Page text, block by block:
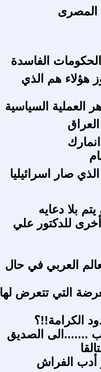
المصرى
الفاسدة
هؤلاء هم الذي
السياسية
صار اسرائيليا
بلا دعايه
للدكتور علي
العربي في حال
التي تتعرض لها
الكرامة!!؟
.......الى الصديق
الفراش